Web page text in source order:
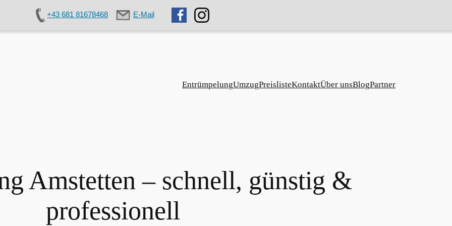
+43 681 81678468 E-Mail
EntrümpelungUmzugPreislisteKontaktÜber unsBlogPartner
Amstetten – schnell, günstig &
professionell